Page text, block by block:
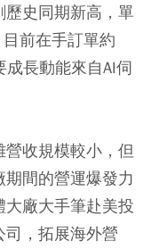
歷史同期新高，單
前在手訂單約
長動能來自AI伺
收規模較小，但
間的營運爆發力
廠大手筆赴美投
，拓展海外營